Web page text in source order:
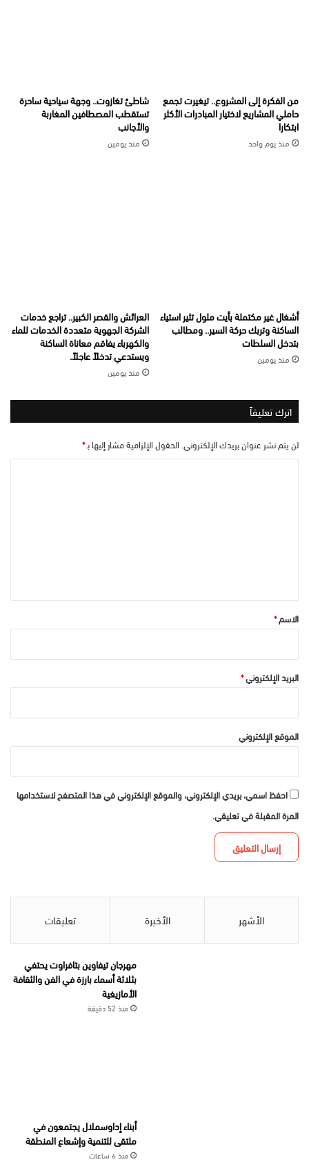
من الفكرة إلى المشروع.. تيغيرت تجمع
حاملي المشاريع لاختيار المبادرات الأكثر
ابتكارا
منذ يوم واحد
شاطئ تغازوت.. وجهة سياحية ساحرة
تستقطب المصطافين المغاربة
والأجانب
منذ يومين
أشغال غير مكتملة بأيت ملول تثير استياء
الساكنة وتربك حركة السير.. ومطالب
بتدخل السلطات
منذ يومين
العرائش والقصر الكبير.. تراجع خدمات
الشركة الجهوية متعددة الخدمات للماء
والكهرباء يفاقم معاناة الساكنة
ويستدعي تدخلاً عاجلاً.
منذ يومين
اترك تعليقاً
لن يتم نشر عنوان بريدك الإلكتروني. الحقول الإلزامية مشار إليها بـ*
*الاسم*
البريد الإلكتروني*
الموقع الإلكتروني
احفظ اسمي، بريدي الإلكتروني، والموقع الإلكتروني في هذا المتصفح لاستخدامها
المرة المقبلة في تعليقي.
الأشهر الأخيرة تعليقات
مهرجان تيفاوين بتافراوت يحتفي
بثلاثة أسماء بارزة في الفن والثقافة
الأمازيغية
منذ 52 دقيقة
أبناء إداوسملال يجتمعون في
ملتقى للتنمية وإشعاع المنطقة
منذ 6 ساعات